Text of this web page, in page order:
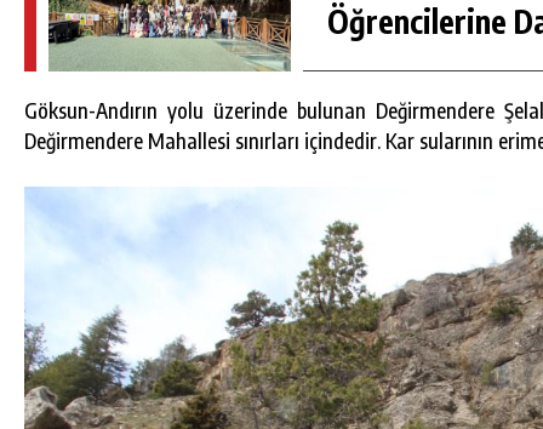
Öğrencilerine
Göksun-Andırın yolu üzerinde bulunan Değirmendere
Değirmendere Mahallesi sınırları içindedir. Kar sularının
GÖKSUN HAFIZLIK KIZ KUR’AN KURSU
ÖĞRENCILERINE DARENDE GEZISI.